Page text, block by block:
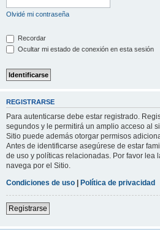
Olvidé mi contraseña
Recordar
Ocultar mi estado de conexión en esta sesión
REGISTRARSE
Para autenticarse debe estar registrado.
segundos y le permitirá un amplio acceso al
Sitio puede además otorgar permisos
Antes de identificarse asegúrese de estar
de uso y políticas relacionadas. Por favor lea
navega por el Sitio.
Condiciones de uso | Política de privacidad
Registrarse